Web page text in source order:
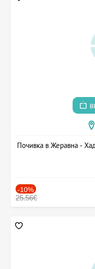
Почивка в Жеравна -
-10%
25.56€